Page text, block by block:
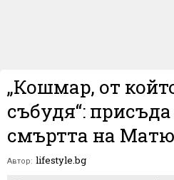
„Кошмар, от
събудя“:
смъртта на
Автор: lifestyle.bg